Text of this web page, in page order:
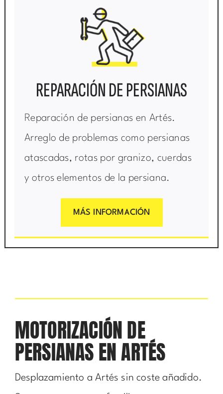
REPARACIÓN DE PERSIANAS
Reparación de persianas en Artés.
Arreglo de problemas como persianas
atascadas, rotas por granizo, cuerdas
y otros elementos de la persiana.
MÁS INFORMACIÓN
MOTORIZACIÓN DE
PERSIANAS EN ARTÉS
Desplazamiento a Artés sin coste añadido.